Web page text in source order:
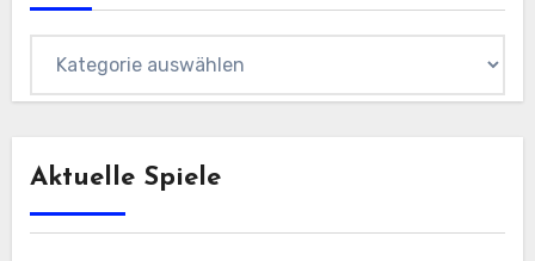
Aktuelle Spiele